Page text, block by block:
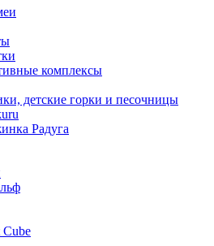
комплексы
детские горки и песочницы
Радуга